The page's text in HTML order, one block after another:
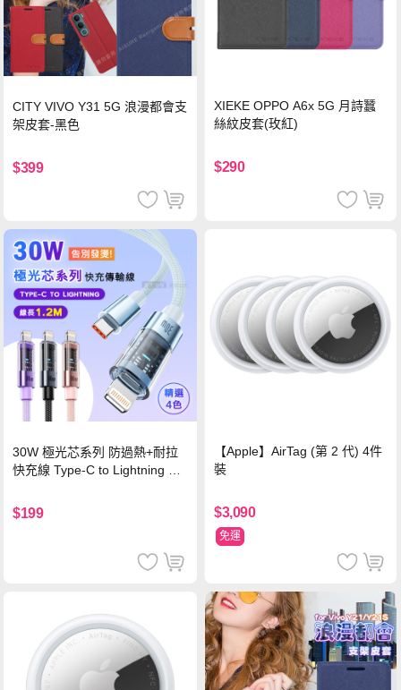
CITY VIVO Y31 5G 浪漫都會支
架皮套-黑色
$399
XIEKE OPPO A6x 5G 月詩蠶
絲紋皮套(玫紅)
$290
30W 極光芯系列 防過熱+耐拉
快充線 Type-C to Lightning 傳
$199
【Apple】AirTag (第 2 代) 4件
裝
$3,090
免運